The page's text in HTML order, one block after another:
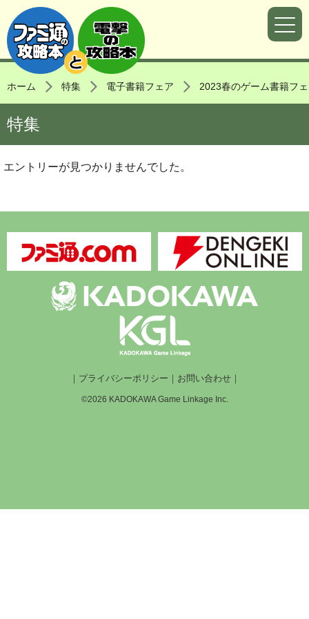
ホーム 特集 電子書籍フェア 2023春のゲーム書籍フ
特集
エントリーが見つかりませんでした。
｜ プライバシーポリシー ｜ お問い合わせ｜
©2026 KADOKAWA Game Linkage Inc.